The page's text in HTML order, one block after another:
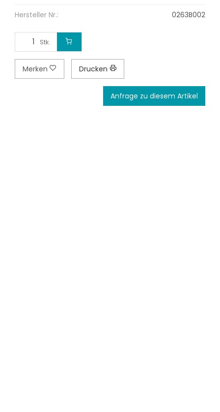
Hersteller Nr.: 0263B002
Stk.
Merken Drucken
Anfrage zu diesem Artikel